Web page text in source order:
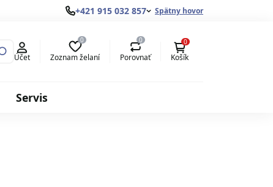
+421 915 032 857 Spätny hovor
Účet
0
Zoznam želaní
0
Porovnať
0
Košík
Servis